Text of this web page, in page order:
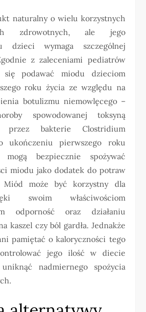
naturalny o wielu korzystnych
zdrowotnych, ale jego
dzieci wymaga szczególnej
z zaleceniami pediatrów
podawać miodu dzieciom
roku życia ze względu na
botulizmu niemowlęcego –
spowodowanej toksyną
przez bakterie Clostridium
ukończeniu pierwszego roku
bezpiecznie spożywać
miodu jako dodatek do potraw
Miód może być korzystny dla
swoim właściwościom
odporność oraz działaniu
kaszel czy ból gardła. Jednakże
pamiętać o kaloryczności tego
jego ilość w diecie
nadmiernego spożycia